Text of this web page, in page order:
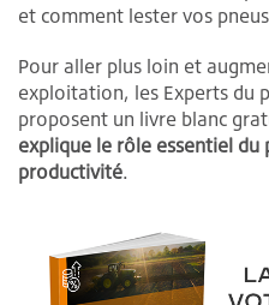
et comment lester vos
Pour aller plus loin et
exploitation, les Experts du
proposent un livre blanc
explique le rôle essentiel
productivité.